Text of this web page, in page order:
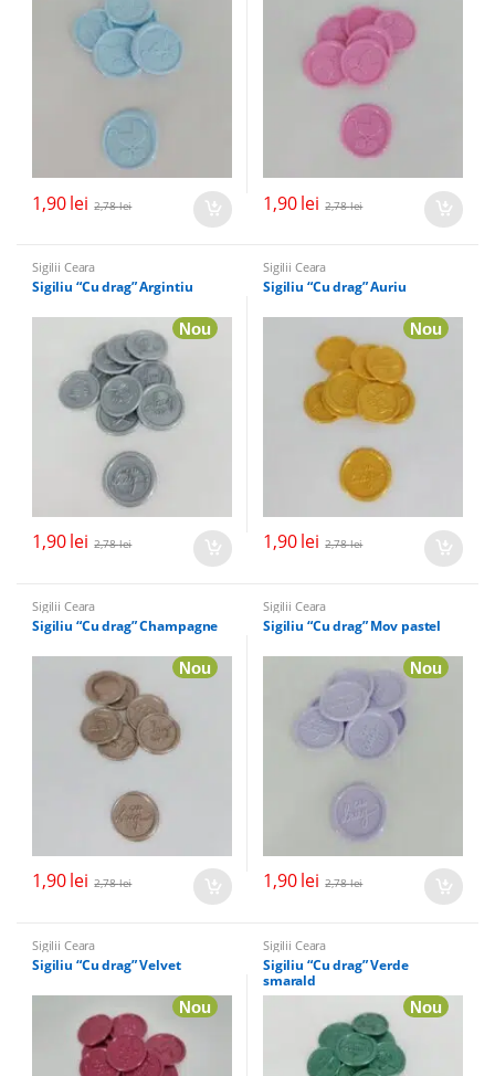
1,90lei 2,78lei 1,90lei 2,78lei
Sigilii Ceara
Sigiliu “Cu drag” Argintiu
Nou
1,90lei 2,78lei
Sigilii Ceara
Sigiliu “Cu drag” Auriu
Nou
1,90lei 2,78lei
Sigilii Ceara
Sigiliu “Cu drag” Champagne
Nou
1,90lei 2,78lei
Sigilii Ceara
Sigiliu “Cu drag” Mov pastel
Nou
1,90lei 2,78lei
Sigilii Ceara
Sigiliu “Cu drag” Velvet
Nou
Sigilii Ceara
Sigiliu “Cu drag” Verde
smarald
Nou